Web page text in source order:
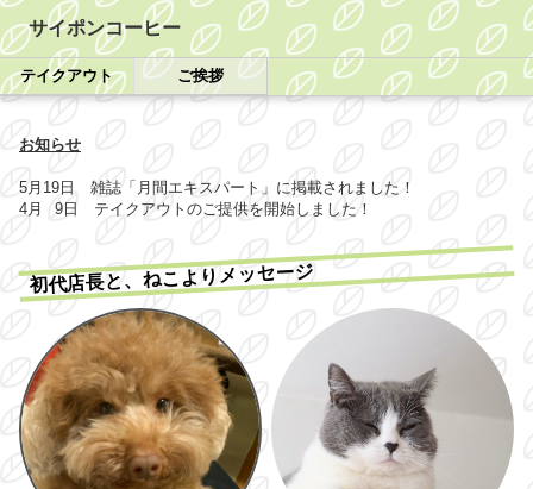
サイポンコーヒー
テイクアウト ご挨拶
お知らせ
5月19日 雑誌「月間エキスパート」に掲載されました！
4月 9日 テイクアウトのご提供を開始しました！
初代店長と、ねこよりメッセージ